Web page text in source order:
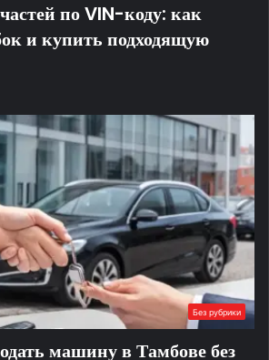
по VIN-коду: как
и купить подходящую
Без рубрики
машину в Тамбове без